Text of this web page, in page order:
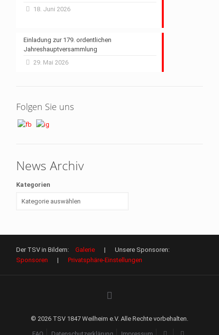
18. Juni 2026
Einladung zur 179. ordentlichen
Jahreshauptversammlung
29. Mai 2026
Folgen Sie uns
News Archiv
Kategorien
Der TSV in Bildern: Galerie | Unsere Sponsoren:
Sponsoren | Privatsphäre-Einstellungen
© 2026 TSV 1847 Weilheim e.V. Alle Rechte vorbehalten.